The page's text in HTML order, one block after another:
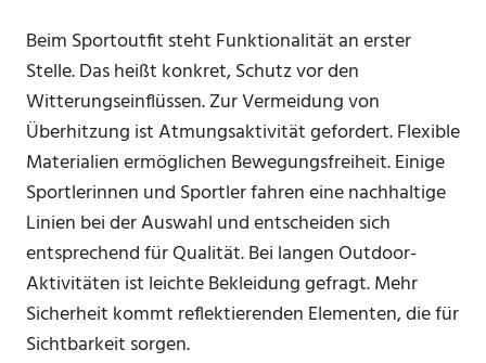
Beim Sportoutfit steht Funktionalität an erster
Stelle. Das heißt konkret, Schutz vor den
Witterungseinflüssen. Zur Vermeidung von
Überhitzung ist Atmungsaktivität gefordert. Flexible
Materialien ermöglichen Bewegungsfreiheit. Einige
Sportlerinnen und Sportler fahren eine nachhaltige
Linien bei der Auswahl und entscheiden sich
entsprechend für Qualität. Bei langen Outdoor-
Aktivitäten ist leichte Bekleidung gefragt. Mehr
Sicherheit kommt reflektierenden Elementen, die für
Sichtbarkeit sorgen.